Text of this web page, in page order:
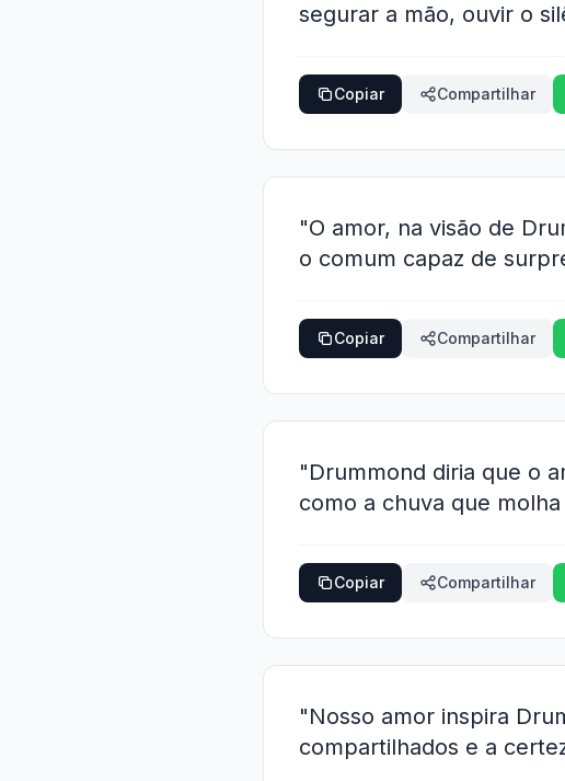
segurar a mão, ouvir o
Copiar Compartilhar
"O amor, na visão de
o comum capaz de
Copiar Compartilhar
"Drummond diria que o
como a chuva que
Copiar Compartilhar
"Nosso amor inspira
compartilhados e a